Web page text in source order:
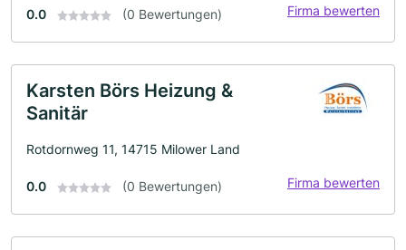
0.0 (0 Bewertungen) Firma bewerten
Karsten Börs Heizung &
Sanitär
Rotdornweg 11, 14715 Milower Land
0.0 (0 Bewertungen) Firma bewerten